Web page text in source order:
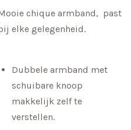
chique armband, past
elke gelegenheid.
Dubbele armband met
schuibare knoop
makkelijk zelf te
verstellen.